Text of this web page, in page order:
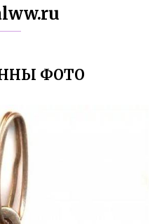
ФОТО